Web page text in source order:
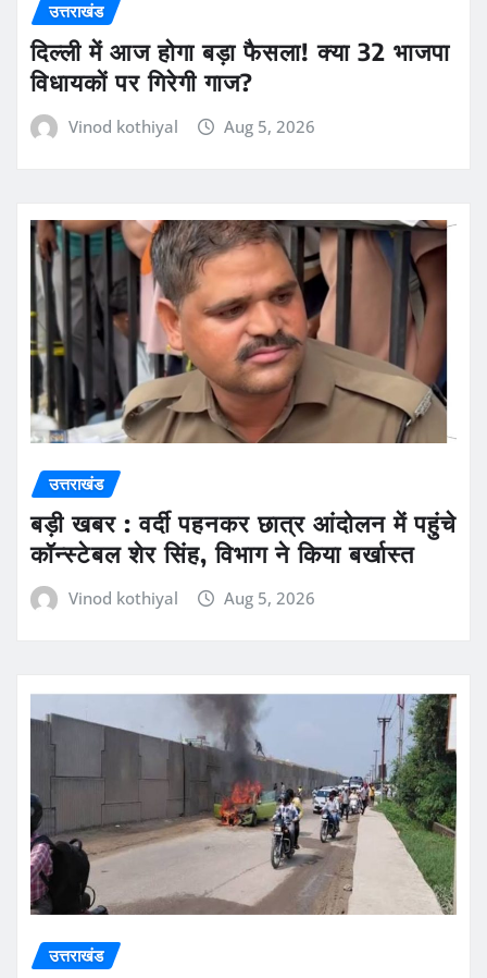
उत्तराखंड
दिल्ली में आज होगा बड़ा फैसला! क्या 32 भाजपा
विधायकों पर गिरेगी गाज?
Vinod kothiyal Aug 5, 2026
उत्तराखंड
बड़ी खबर : वर्दी पहनकर छात्र आंदोलन में पहुंचे
कॉन्स्टेबल शेर सिंह, विभाग ने किया बर्खास्त
Vinod kothiyal Aug 5, 2026
उत्तराखंड